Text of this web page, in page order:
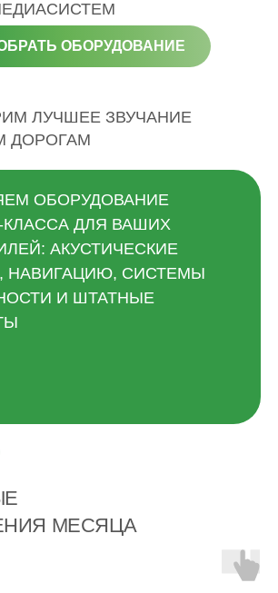
ОБОРУДОВАНИЕ
ОБОРУДОВАНИЕ
ДЛЯ ВАШИХ
АКУСТИЧЕСКИЕ
НАВИГАЦИЮ, СИСТЕМЫ
И ШТАТНЫЕ
ЛУЧШЕЕ ЗВУЧАНИЕ
ДОРОГАМ
МЕСЯЦА